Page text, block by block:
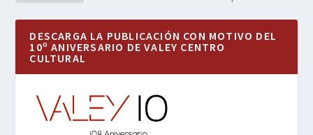
DESCARGA LA PUBLICACIÓN CON MOTIVO DEL
10º ANIVERSARIO DE VALEY CENTRO
CULTURAL